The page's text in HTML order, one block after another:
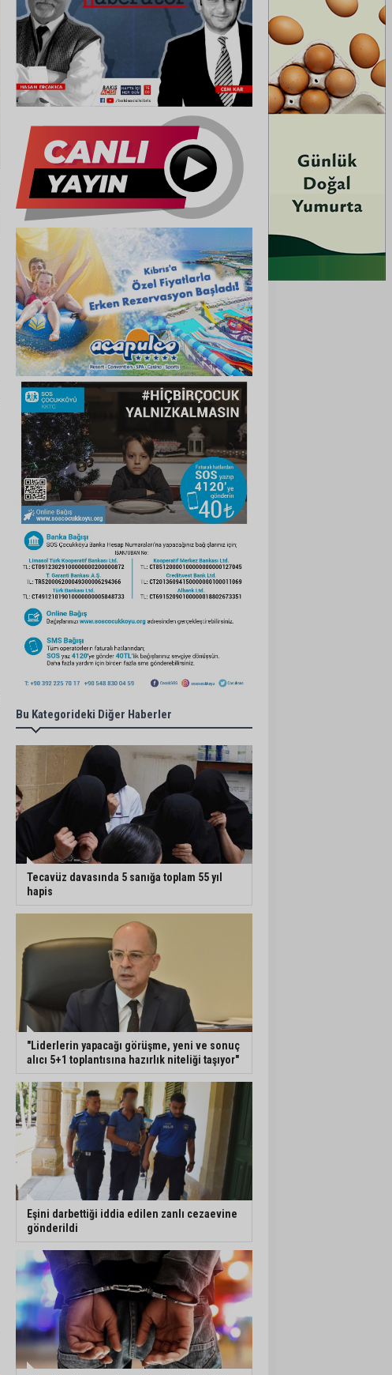
Bu Kategorideki Diğer Haberler
Tecavüz davasında 5 sanığa toplam 55 yıl
hapis
"Liderlerin yapacağı görüşme, yeni ve sonuç
alıcı 5+1 toplantısına hazırlık niteliği taşıyor"
Eşini darbettiği iddia edilen zanlı cezaevine
gönderildi